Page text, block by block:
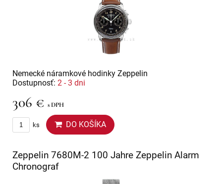
Nemecké náramkové hodinky Zeppelin
Dostupnosť: 2 - 3 dni
306 € s DPH
ks DO KOŠÍKA
Zeppelin 7680M-2 100 Jahre Zeppelin Alarm
Chronograf